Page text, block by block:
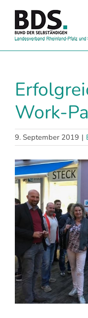
Inhalt
springen
Work-
9. September 2019 |
Zeige
grösseres
Bild